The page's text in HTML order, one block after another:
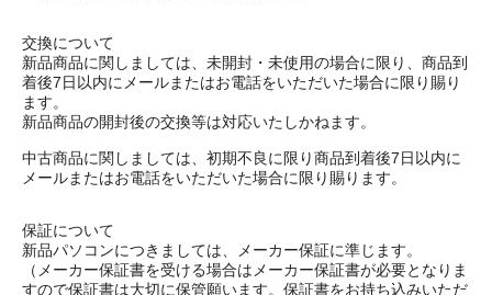
交換について
新品商品に関しましては、未開封・未使用の場合に限り、商品到
着後7日以内にメールまたはお電話をいただいた場合に限り賜り
ます。
新品商品の開封後の交換等は対応いたしかねます。
中古商品に関しましては、初期不良に限り商品到着後7日以内に
メールまたはお電話をいただいた場合に限り賜ります。
保証について
新品パソコンにつきましては、メーカー保証に準じます。
（メーカー保証書を受ける場合はメーカー保証書が必要となりま
すので保証書は大切に保管願います。保証書をお持ち込みいただ